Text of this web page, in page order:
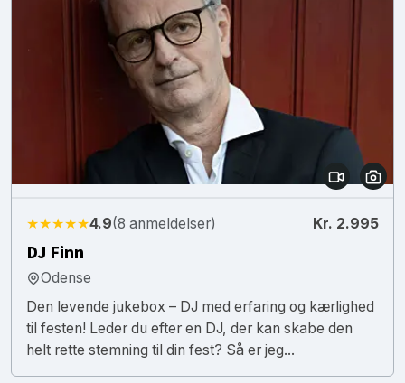
★★★★★4.9(8 anmeldelser) Kr. 2.995
DJ Finn
Odense
Den levende jukebox – DJ med erfaring og kærlighed
til festen! Leder du efter en DJ, der kan skabe den
helt rette stemning til din fest? Så er jeg...